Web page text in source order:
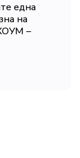
една
на
–